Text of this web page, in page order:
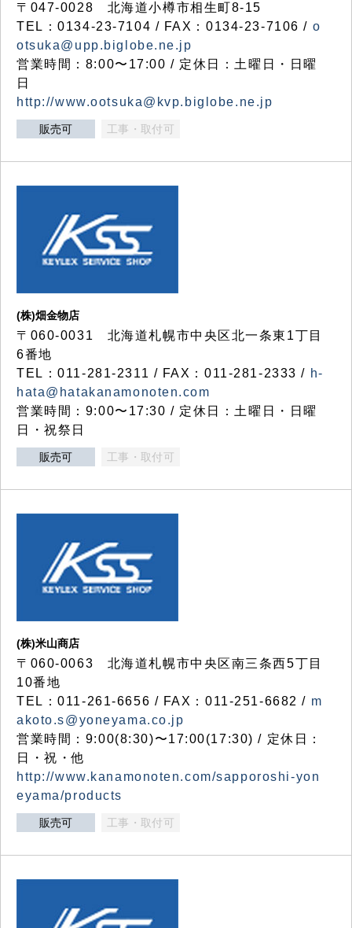
〒047-0028 北海道小樽市相生町8-15
TEL：0134-23-7104 / FAX：0134-23-7106 / o
otsuka@upp.biglobe.ne.jp
営業時間：8:00〜17:00 / 定休日：土曜日・日曜
日
http://www.ootsuka@kvp.biglobe.ne.jp
販売可 工事・取付可
(株)畑金物店
〒060-0031 北海道札幌市中央区北一条東1丁目
6番地
TEL：011-281-2311 / FAX：011-281-2333 / h-
hata@hatakanamonoten.com
営業時間：9:00〜17:30 / 定休日：土曜日・日曜
日・祝祭日
販売可 工事・取付可
(株)米山商店
〒060-0063 北海道札幌市中央区南三条西5丁目
10番地
TEL：011-261-6656 / FAX：011-251-6682 / m
akoto.s@yoneyama.co.jp
営業時間：9:00(8:30)〜17:00(17:30) / 定休日：
日・祝・他
http://www.kanamonoten.com/sapporoshi-yon
eyama/products
販売可 工事・取付可